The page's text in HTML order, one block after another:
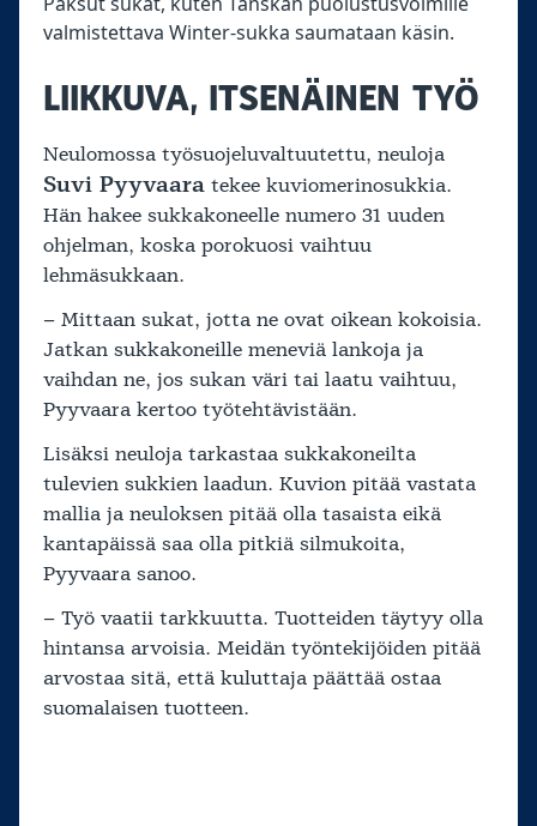
valmistettava Winter-sukka saumataan käsin.
LIIKKUVA, ITSENÄINEN TYÖ
Neulomossa työsuojeluvaltuutettu, neuloja
Suvi Pyyvaara tekee kuviomerinosukkia.
Hän hakee sukkakoneelle numero 31 uuden
ohjelman, koska porokuosi vaihtuu
lehmäsukkaan.
– Mittaan sukat, jotta ne ovat oikean kokoisia.
Jatkan sukkakoneille meneviä lankoja ja
vaihdan ne, jos sukan väri tai laatu vaihtuu,
Pyyvaara kertoo työtehtävistään.
Lisäksi neuloja tarkastaa sukkakoneilta
tulevien sukkien laadun. Kuvion pitää vastata
mallia ja neuloksen pitää olla tasaista eikä
kantapäissä saa olla pitkiä silmukoita,
Pyyvaara sanoo.
– Työ vaatii tarkkuutta. Tuotteiden täytyy olla
hintansa arvoisia. Meidän työntekijöiden pitää
arvostaa sitä, että kuluttaja päättää ostaa
suomalaisen tuotteen.